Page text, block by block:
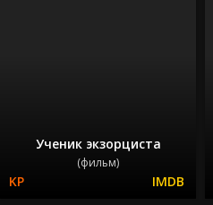
Ученик экзорциста
(фильм)